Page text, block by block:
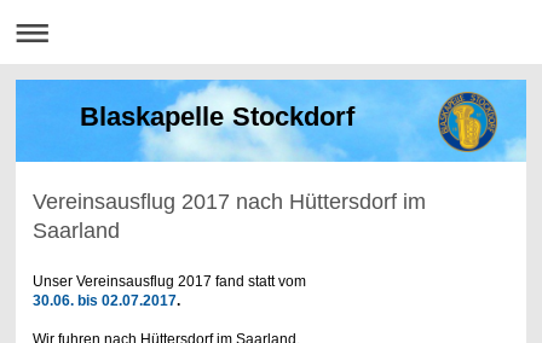
Blaskapelle Stockdorf
Vereinsausflug 2017 nach Hüttersdorf im
Saarland
Unser Vereinsausflug 2017 fand statt vom
30.06. bis 02.07.2017.
Wir fuhren nach Hüttersdorf im Saarland.